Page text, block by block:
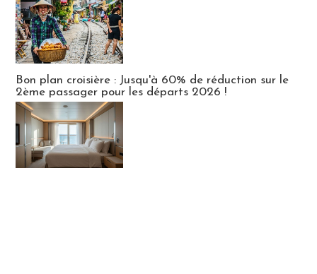
Bon plan croisière : Jusqu'à 60% de réduction sur le
2ème passager pour les départs 2026 !